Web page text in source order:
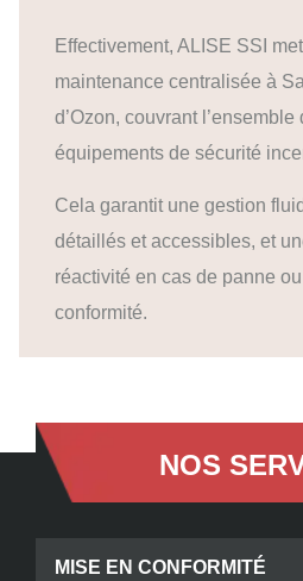
Effectivement, ALISE SSI
maintenance centralisée à
d’Ozon, couvrant l’ensemble
équipements de sécurité
Cela garantit une gestion
détaillés et accessibles, et
réactivité en cas de panne
conformité.
NOS
MISE EN CONFORMITÉ